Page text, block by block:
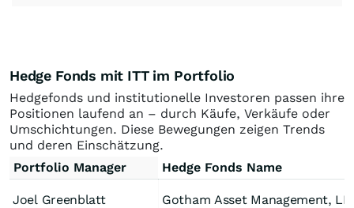
Hedge Fonds mit ITT im Portfolio
Hedgefonds und institutionelle Investoren passen ihre
Positionen laufend an – durch Käufe, Verkäufe oder
Umschichtungen. Diese Bewegungen zeigen Trends
und deren Einschätzung.
Portfolio Manager
Hedge Fonds Name
Joel Greenblatt Gotham Asset Management,